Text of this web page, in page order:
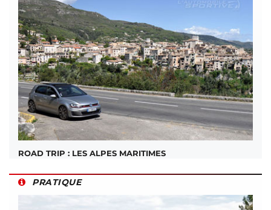
ROAD TRIP : LES ALPES MARITIMES
PRATIQUE